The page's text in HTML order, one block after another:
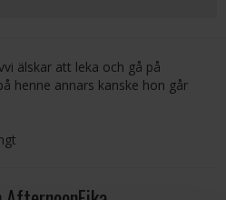
älskar att leka och gå på
henne annars kanske hon går